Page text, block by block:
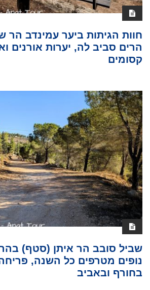
חוות הגיתות ביער עמינדב הר
הרים סביב לה, יערות אורנים
קסומים
שביל סובב הר איתן (סטף)
נופים מטרפים כל השנה,
בחורף ובאביב